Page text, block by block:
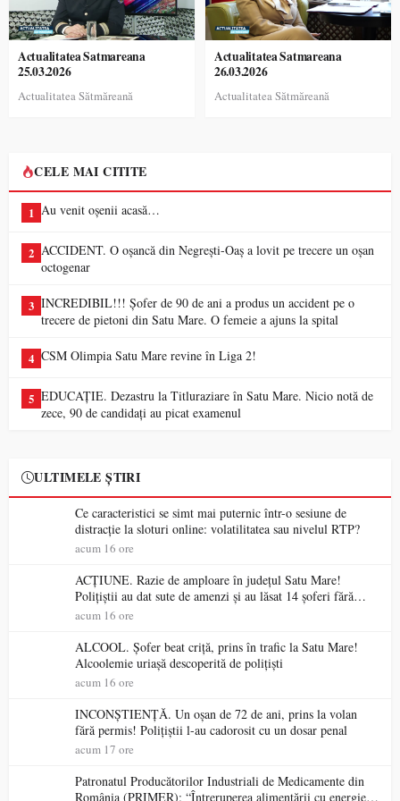
Actualitatea Satmareana
25.03.2026
Actualitatea Sătmăreană
Actualitatea Satmareana
26.03.2026
Actualitatea Sătmăreană
CELE MAI CITITE
1 Au venit oșenii acasă…
2 ACCIDENT. O oșancă din Negrești-Oaș a lovit pe trecere un oșan
octogenar
3 INCREDIBIL!!! Șofer de 90 de ani a produs un accident pe o
trecere de pietoni din Satu Mare. O femeie a ajuns la spital
4 CSM Olimpia Satu Mare revine în Liga 2!
5 EDUCAȚIE. Dezastru la Titluraziare în Satu Mare. Nicio notă de
zece, 90 de candidați au picat examenul
ULTIMELE ȘTIRI
Ce caracteristici se simt mai puternic într-o sesiune de
distracție la sloturi online: volatilitatea sau nivelul RTP?
acum 16 ore
ACȚIUNE. Razie de amploare în județul Satu Mare!
Polițiștii au dat sute de amenzi și au lăsat 14 șoferi fără
permis într-o singură zi
acum 16 ore
ALCOOL. Șofer beat criță, prins în trafic la Satu Mare!
Alcoolemie uriașă descoperită de polițiști
acum 16 ore
INCONȘTIENȚĂ. Un oșan de 72 de ani, prins la volan
fără permis! Polițiștii l-au cadorosit cu un dosar penal
acum 17 ore
Patronatul Producătorilor Industriali de Medicamente din
România (PRIMER): “Întreruperea alimentării cu energie